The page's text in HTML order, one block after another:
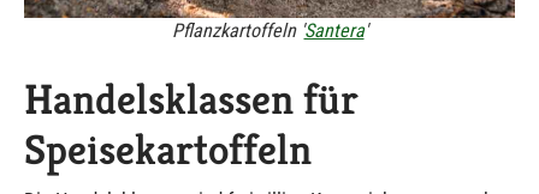
Pflanzkartoffeln ' Santera'
Handelsklassen für
Speisekartoffeln